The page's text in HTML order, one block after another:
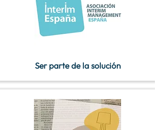
Ser parte de la solución